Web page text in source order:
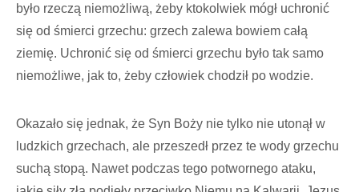
było rzeczą niemożliwą, żeby ktokolwiek mógł uchronić
się od śmierci grzechu: grzech zalewa bowiem całą
ziemię. Uchronić się od śmierci grzechu było tak samo
niemożliwe, jak to, żeby człowiek chodził po wodzie.
Okazało się jednak, że Syn Boży nie tylko nie utonął w
ludzkich grzechach, ale przeszedł przez te wody grzechu
suchą stopą. Nawet podczas tego potwornego ataku,